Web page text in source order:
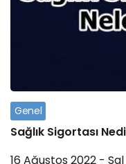
Genel
Sağlık Sigortası
16 Ağustos 2022 -